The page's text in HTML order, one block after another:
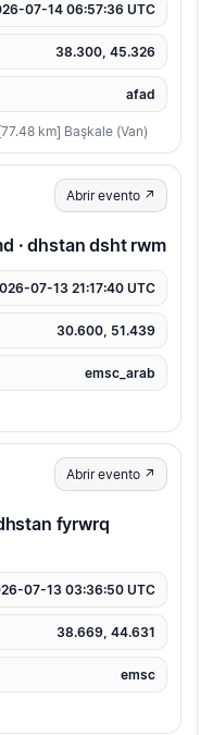
07-14 06:57:36 UTC
38.300, 45.326
afad
km] Başkale (Van)
Abrir evento ↗
· dhstan dsht rwm
07-13 21:17:40 UTC
30.600, 51.439
emsc_arab
Abrir evento ↗
fyrwrq
07-13 03:36:50 UTC
38.669, 44.631
emsc